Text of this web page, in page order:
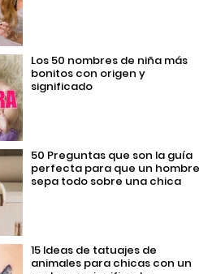
Los 50 nombres de niña más
bonitos con origen y
significado
50 Preguntas que son la guía
perfecta para que un hombre
sepa todo sobre una chica
15 Ideas de tatuajes de
animales para chicas con un